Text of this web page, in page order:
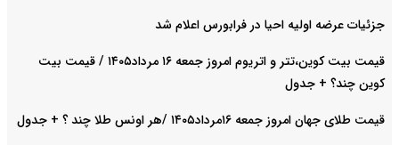
جزئیات عرضه اولیه احیا در فرابورس اعلام شد
قیمت بیت کوین،تتر و اتریوم امروز جمعه ۱۶ مرداد۱۴۰۵ / قیمت بیت
کوین چند؟ + جدول
قیمت طلای جهان امروز جمعه ۱۶مرداد۱۴۰۵ /هر اونس طلا چند ؟ + جدول